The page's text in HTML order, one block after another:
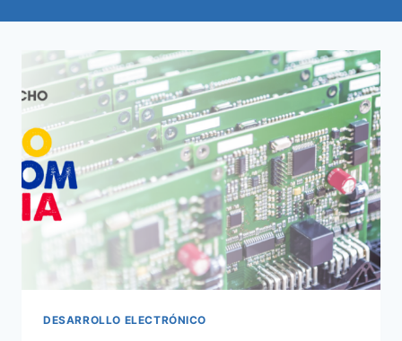
DESARROLLO ELECTRÓNICO